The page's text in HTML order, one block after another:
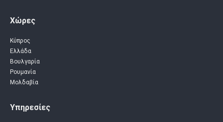
Χώρες
Κύπρος
Ελλάδα
Βουλγαρία
Ρουμανία
Μολδαβία
Υπηρεσίες